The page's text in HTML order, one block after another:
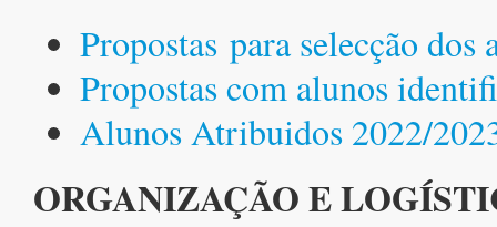
Propostas para selecção dos
Propostas com alunos
Alunos Atribuidos 2022/
ORGANIZAÇÃO E